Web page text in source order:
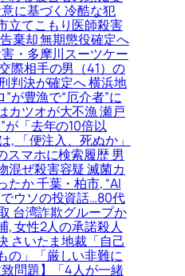
に基づく冷酷な犯
立てこもり医師殺害
棄却 無期懲役確定へ
・多摩川スーツケー
際相手の男（41）の
判決が確定へ 横浜地
が豊漁で“厄介者”に
カツオが大不漁 瀬戸
が「去年の10倍以
, 「便注入、死ぬか」
スマホに検索履歴 男
混ぜ殺害容疑 滅菌カ
たか 千葉・柏市, “AI
ウソの投資話…80代
台湾詐欺グループか
, 女性2人の承諾殺人
さいたま地裁「自己
の」「厳しい非難に
問題】「4人が一緒